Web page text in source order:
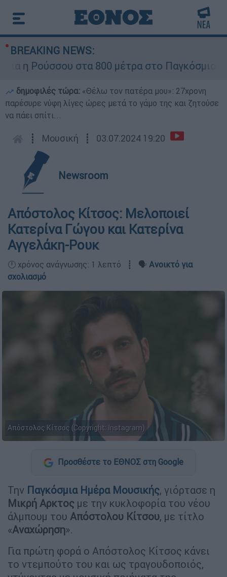
BREAKING NEWS:
η Ρούσσου στα 800 μέτρα στο Παγκόσμιο
δημοφιλές τώρα: «Θέλω τον πατέρα μου»: 27χρονη
παρέσυρε νύφη λίγες ώρες μετά το γάμο της και ζητούσε
να πάει σπίτι...
┋ Μουσική ┋ 03.07.2024 19:20
Newsroom
Απόστολος Κίτσος: Mελοποιεί
Κατερίνα Γώγου και Κατερίνα
Αγγελάκη-Ρουκ
🕛 χρόνος ανάγνωσης: 1 λεπτό ┋ 🗣️ Ανοικτό για
σχολιασμό
Απόστολος Κίτσος (Copyright: Instagram)
Προσθέστε το ΕΘΝΟΣ στη Google
Την Παγκόσμια Ημέρα Μουσικής, γιόρτασε η
Μικρή Αρκτος με την κυκλοφορία του νέου
άλμπουμ του Απόστολου Κίτσου, με τίτλο
«Αναχώρηση».
Για πρώτη φορά ο Απόστολος Κίτσος κάνει
το ντεμπούτο του και ως τραγουδοποιός,